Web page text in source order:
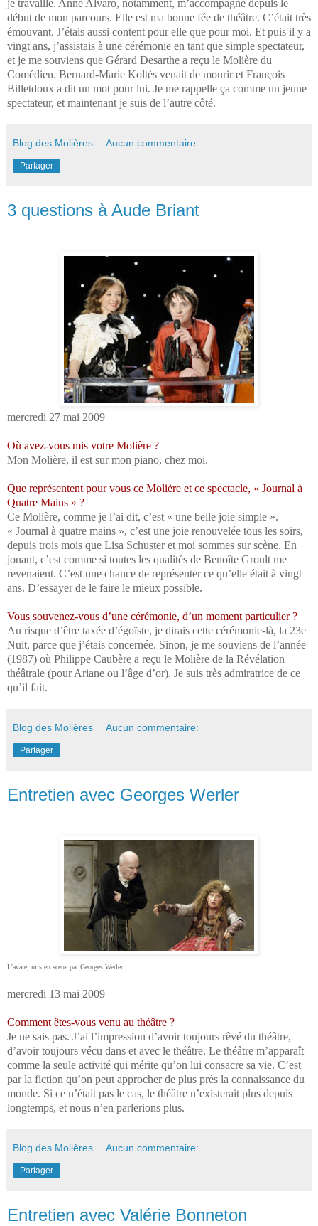
je travaille. Anne Alvaro, notamment, m’accompagne depuis le
début de mon parcours. Elle est ma bonne fée de théâtre. C’était très
émouvant. J’étais aussi content pour elle que pour moi. Et puis il y a
vingt ans, j’assistais à une cérémonie en tant que simple spectateur,
et je me souviens que Gérard Desarthe a reçu le Molière du
Comédien. Bernard-Marie Koltès venait de mourir et François
Billetdoux a dit un mot pour lui. Je me rappelle ça comme un jeune
spectateur, et maintenant je suis de l’autre côté.
Blog des Molières Aucun commentaire:
Partager
3 questions à Aude Briant
mercredi 27 mai 2009
Où avez-vous mis votre Molière ?
Mon Molière, il est sur mon piano, chez moi.
Que représentent pour vous ce Molière et ce spectacle, « Journal à
Quatre Mains » ?
Ce Molière, comme je l’ai dit, c’est « une belle joie simple ».
« Journal à quatre mains », c’est une joie renouvelée tous les soirs,
depuis trois mois que Lisa Schuster et moi sommes sur scène. En
jouant, c’est comme si toutes les qualités de Benoîte Groult me
revenaient. C’est une chance de représenter ce qu’elle était à vingt
ans. D’essayer de le faire le mieux possible.
Vous souvenez-vous d’une cérémonie, d’un moment particulier ?
Au risque d’être taxée d’égoïste, je dirais cette cérémonie-là, la 23e
Nuit, parce que j’étais concernée. Sinon, je me souviens de l’année
(1987) où Philippe Caubère a reçu le Molière de la Révélation
théâtrale (pour Ariane ou l’âge d’or). Je suis très admiratrice de ce
qu’il fait.
Blog des Molières Aucun commentaire:
Partager
Entretien avec Georges Werler
L'avare, mis en scène par Georges Werler
mercredi 13 mai 2009
Comment êtes-vous venu au théâtre ?
Je ne sais pas. J’ai l’impression d’avoir toujours rêvé du théâtre,
d’avoir toujours vécu dans et avec le théâtre. Le théâtre m’apparaît
comme la seule activité qui mérite qu’on lui consacre sa vie. C’est
par la fiction qu’on peut approcher de plus près la connaissance du
monde. Si ce n’était pas le cas, le théâtre n’existerait plus depuis
longtemps, et nous n’en parlerions plus.
Blog des Molières Aucun commentaire:
Partager
Entretien avec Valérie Bonneton